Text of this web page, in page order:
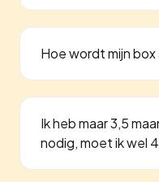
Hoe wordt mijn
Ik heb maar 3,5
nodig, moet ik wel